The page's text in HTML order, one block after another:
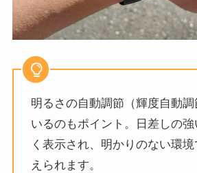
明るさの自動調節（輝度自動
いるのもポイント。日差しの
く表示され、明かりのない環
えられます。